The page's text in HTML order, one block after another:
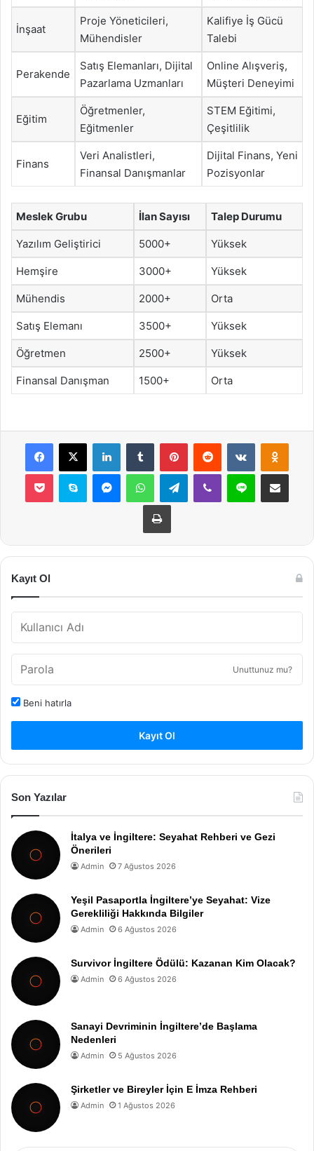
İnşaat
Proje Yöneticileri,
Mühendisler
Kalifiye İş Gücü
Talebi
Perakende
Satış Elemanları, Dijital
Pazarlama Uzmanları
Online Alışveriş,
Müşteri Deneyimi
Eğitim
Öğretmenler,
Eğitmenler
STEM Eğitimi,
Çeşitlilik
Finans
Veri Analistleri,
Finansal Danışmanlar
Dijital Finans, Yeni
Pozisyonlar
Meslek Grubu İlan Sayısı Talep Durumu
Yazılım Geliştirici 5000+ Yüksek
Hemşire 3000+ Yüksek
Mühendis 2000+ Orta
Satış Elemanı 3500+ Yüksek
Öğretmen 2500+ Yüksek
Finansal Danışman 1500+ Orta
Facebook
X LinkedInTumblr PinterestReddit VKontakte
Pocket Skype MessengerWhatsAppTelegramViber Line E-Posta ile
Yazdır
Kayıt Ol
Unuttunuz mu?
Beni hatırla
Kayıt Ol
Son Yazılar
İtalya ve İngiltere: Seyahat Rehberi ve Gezi
Önerileri
Admin 7 Ağustos 2026
Yeşil Pasaportla İngiltere’ye Seyahat: Vize
Gerekliliği Hakkında Bilgiler
Admin 6 Ağustos 2026
Survivor İngiltere Ödülü: Kazanan Kim Olacak?
Admin 6 Ağustos 2026
Sanayi Devriminin İngiltere’de Başlama
Nedenleri
Admin 5 Ağustos 2026
Şirketler ve Bireyler İçin E İmza Rehberi
Admin 1 Ağustos 2026